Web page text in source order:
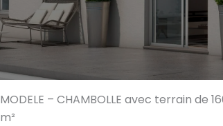
MODELE – CHAMBOLLE avec terrain de
m²